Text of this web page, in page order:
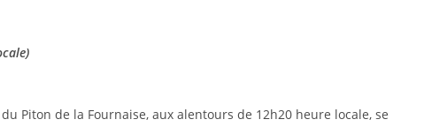
Piton de la Fournaise, aux alentours de 12h20 heure locale, se